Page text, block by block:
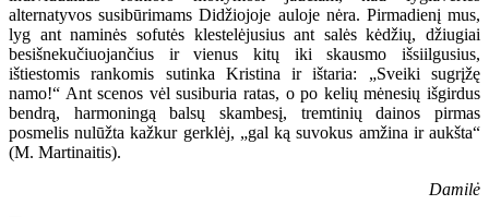
alternatyvos susibūrimams Didžiojoje auloje nėra. Pirmadienį mus,
lyg ant naminės sofutės klestelėjusius ant salės kėdžių, džiugiai
besišnekučiuojančius ir vienus kitų iki skausmo išsiilgusius,
ištiestomis rankomis sutinka Kristina ir ištaria: „Sveiki sugrįžę
namo!“ Ant scenos vėl susiburia ratas, o po kelių mėnesių išgirdus
bendrą, harmoningą balsų skambesį, tremtinių dainos pirmas
posmelis nulūžta kažkur gerklėj, „gal ką suvokus amžina ir aukšta“
(M. Martinaitis).
Damilė